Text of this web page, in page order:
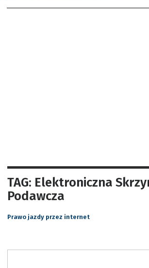
TAG: Elektroniczna
Podawcza
Prawo jazdy przez internet